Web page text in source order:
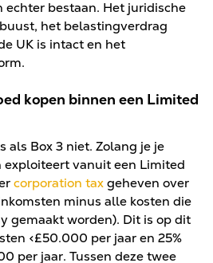
bestaan. Het juridische
het belastingverdrag
UK is intact en het
kopen binnen een Limited
als Box 3 niet. Zolang je je
exploiteert vanuit een Limited
corporation taxgeheven over
minus alle kosten die
gemaakt worden). Dit is op dit
<£50.000 per jaar en 25%
per jaar. Tussen deze twee